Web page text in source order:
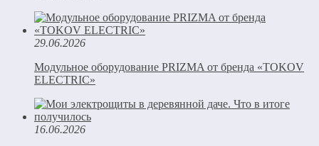
29.06.2026
Модульное оборудование PRIZMA от бренда «TOKOV
ELECTRIC»
16.06.2026